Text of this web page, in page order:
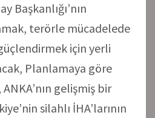
Başkanlığı’nın
terörle mücadelede
için yerli
Planlamaya göre
ANKA’nın gelişmiş bir
silahlı İHA’larının